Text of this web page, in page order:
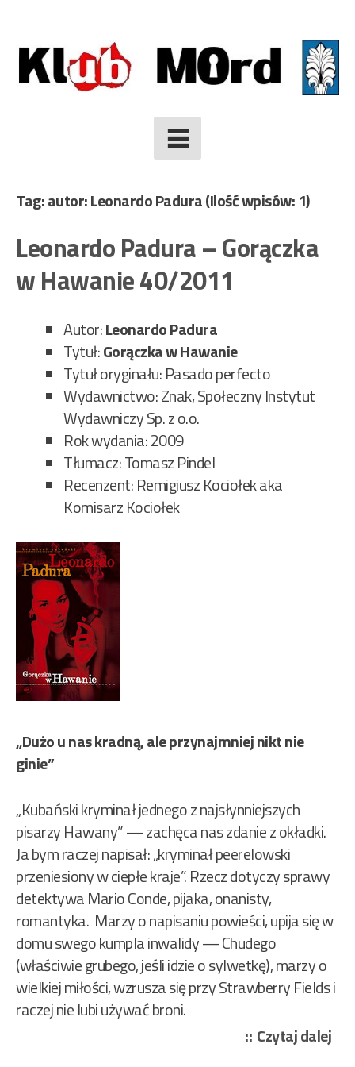
to
content
Tag: autor: Leonardo Padura(Ilość wpisów: 1)
Leonardo Padura – Gorączka
w Hawanie 40/2011
Autor:Leonardo Padura
Tytuł:Gorączka w Hawanie
Tytuł oryginału: Pasado perfecto
Wydawnictwo: Znak, Społeczny Instytut
Wydawniczy Sp. z o.o.
Rok wydania: 2009
Tłumacz: Tomasz Pindel
Recenzent: Remigiusz Kociołek aka
Komisarz Kociołek
„Dużo u nas kradną, ale przynajmniej nikt nie
ginie”
„Kubański kryminał jednego z najsłynniejszych
pisarzy Hawany” — zachęca nas zdanie z okładki.
Ja bym raczej napisał: „kryminał peerelowski
przeniesiony w ciepłe kraje”. Rzecz dotyczy sprawy
detektywa Mario Conde, pijaka, onanisty,
romantyka. Marzy o napisaniu powieści, upija się w
domu swego kumpla inwalidy — Chudego
(właściwie grubego, jeśli idzie o sylwetkę), marzy o
wielkiej miłości, wzrusza się przy Strawberry Fields i
raczej nie lubi używać broni.
Czytaj dalej